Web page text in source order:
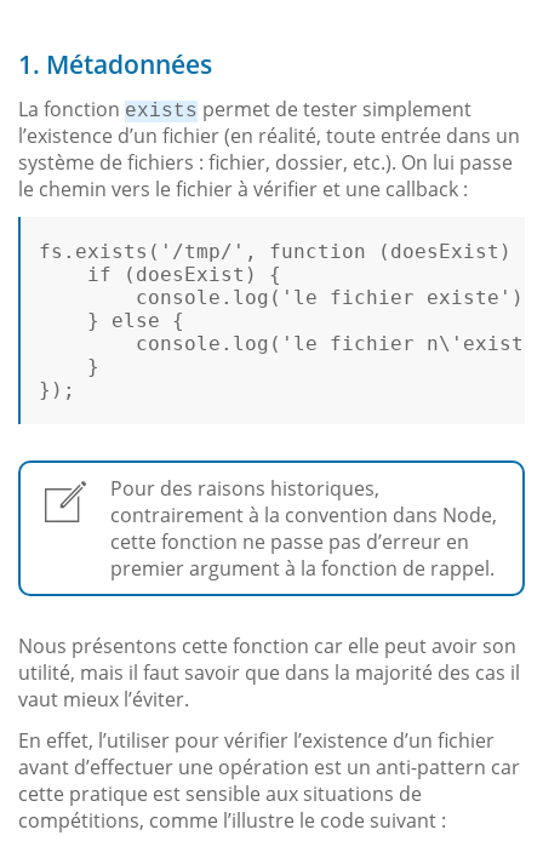
1. Métadonnées
La fonction exists permet de tester simplement
l’existence d’un fichier (en réalité, toute entrée dans un
système de fichiers : fichier, dossier, etc.). On lui passe
le chemin vers le fichier à vérifier et une callback :
fs. exists ( '/tmp/' , function ( doesExist )
if (doesExist) {
console . log ( 'le fichier existe'
} else {
console . log ( 'le fichier n\'existe
}
});
Pour des raisons historiques,
contrairement à la convention dans Node,
cette fonction ne passe pas d’erreur en
premier argument à la fonction de rappel.
Nous présentons cette fonction car elle peut avoir son
utilité, mais il faut savoir que dans la majorité des cas il
vaut mieux l’éviter.
En effet, l’utiliser pour vérifier l’existence d’un fichier
avant d’effectuer une opération est un anti-pattern car
cette pratique est sensible aux situations de
compétitions, comme l’illustre le code suivant :